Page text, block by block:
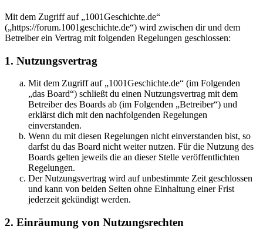
Mit dem Zugriff auf „1001Geschichte.de“
(„https://forum.1001geschichte.de“) wird zwischen dir und dem
Betreiber ein Vertrag mit folgenden Regelungen geschlossen:
1. Nutzungsvertrag
Mit dem Zugriff auf „1001Geschichte.de“ (im Folgenden
„das Board“) schließt du einen Nutzungsvertrag mit dem
Betreiber des Boards ab (im Folgenden „Betreiber“) und
erklärst dich mit den nachfolgenden Regelungen
einverstanden.
Wenn du mit diesen Regelungen nicht einverstanden bist, so
darfst du das Board nicht weiter nutzen. Für die Nutzung des
Boards gelten jeweils die an dieser Stelle veröffentlichten
Regelungen.
Der Nutzungsvertrag wird auf unbestimmte Zeit geschlossen
und kann von beiden Seiten ohne Einhaltung einer Frist
jederzeit gekündigt werden.
2. Einräumung von Nutzungsrechten